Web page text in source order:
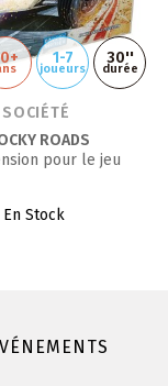
1-7
joueurs
30''
durée
SOCIÉTÉ
ROADS
pour le jeu
| En Stock